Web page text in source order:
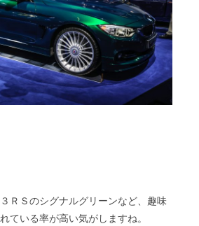
ＲＳのシグナルグリーンなど、趣味
ている率が高い気がしますね。